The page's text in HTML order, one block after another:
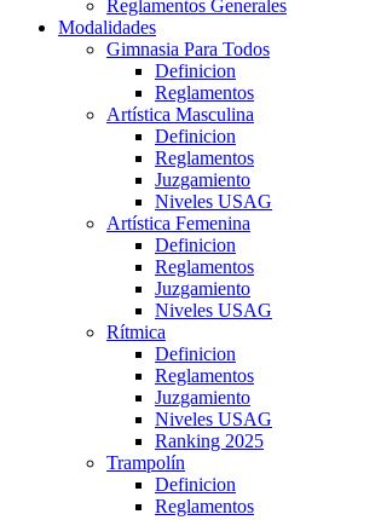
Reglamentos Generales
Modalidades
Gimnasia Para Todos
Definicion
Reglamentos
Artística Masculina
Definicion
Reglamentos
Juzgamiento
Niveles USAG
Artística Femenina
Definicion
Reglamentos
Juzgamiento
Niveles USAG
Rítmica
Definicion
Reglamentos
Juzgamiento
Niveles USAG
Ranking 2025
Trampolín
Definicion
Reglamentos